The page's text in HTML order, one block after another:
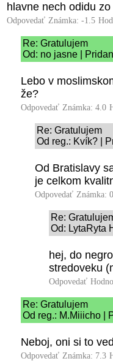
hlavne nech odidu
Odpovedať Známka: -1.5
Re: Gratulujem
Od: no jasne |
Lebo v
že?
Odpovedať Známka: 4.0
Re: Gratulujem
Od reg.: Kvík? |
Od Bratislavy
je celkom
Odpovedať Známka:
Re:
Od: LytaRyta
hej, do
stredoveku
Odpovedať
Re: Gratulujem
Od reg.: M.Miiicho |
Neboj, oni si to
Odpovedať Známka: 7.3